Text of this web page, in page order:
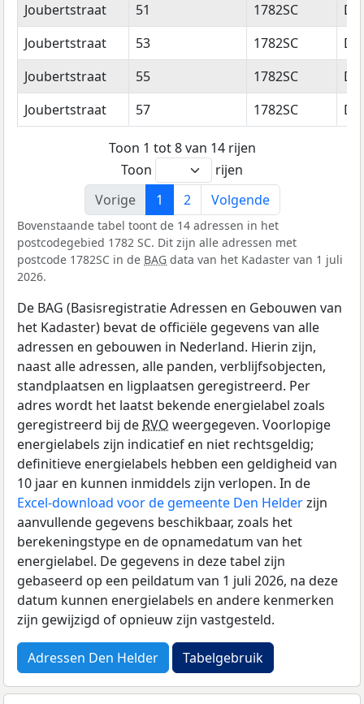
Joubertstraat
51 1782SC
Joubertstraat
53 1782SC
Joubertstraat
55 1782SC
Joubertstraat
57 1782SC
Toon 1 tot 8 van 14 rijen
Toon
rijen
Vorige
1 2 Volgende
Bovenstaande tabel toont de 14 adressen in het
postcodegebied 1782 SC. Dit zijn alle adressen met
postcode 1782SC in de BAG data van het Kadaster van 1 juli
2026.
De BAG (Basisregistratie Adressen en Gebouwen van
het Kadaster) bevat de officiële gegevens van alle
adressen en gebouwen in Nederland. Hierin zijn,
naast alle adressen, alle panden, verblijfsobjecten,
standplaatsen en ligplaatsen geregistreerd. Per
adres wordt het laatst bekende energielabel zoals
geregistreerd bij de RVO weergegeven. Voorlopige
energielabels zijn indicatief en niet rechtsgeldig;
definitieve energielabels hebben een geldigheid van
10 jaar en kunnen inmiddels zijn verlopen. In de
Excel-download voor de gemeente Den Helderzijn
aanvullende gegevens beschikbaar, zoals het
berekeningstype en de opnamedatum van het
energielabel. De gegevens in deze tabel zijn
gebaseerd op een peildatum van 1 juli 2026, na deze
datum kunnen energielabels en andere kenmerken
zijn gewijzigd of opnieuw zijn vastgesteld.
Adressen Den Helder Tabelgebruik